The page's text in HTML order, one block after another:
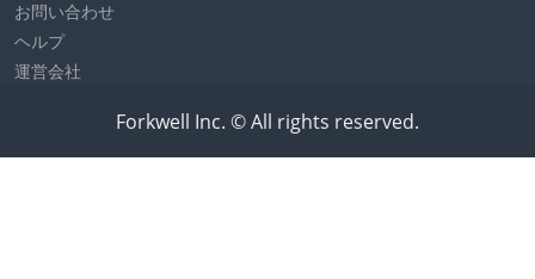
お問い合わせ
ヘルプ
運営会社
Forkwell Inc. © All rights reserved.